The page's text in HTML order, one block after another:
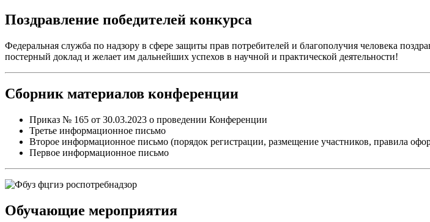
Поздравление победителей конкурса
Федеральная служба по надзору в сфере защиты прав потребителей и благополучия человека
постерный доклад и желает им дальнейших успехов в научной и практической деятельности!
Сборник материалов конференции
Приказ № 165 от 30.03.2023 о проведении Конференции
Третье информационное письмо
Второе информационное письмо (порядок регистрации, размещение участников, правила
Первое информационное письмо
Обучающие мероприятия